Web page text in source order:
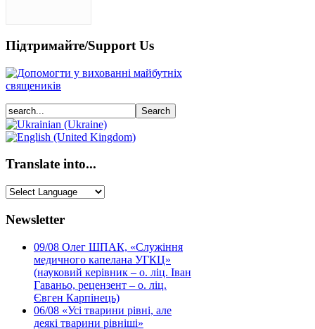
Підтримайте/Support Us
Translate into...
Newsletter
09/08 Олег ШПАК, «Служіння
медичного капелана УГКЦ»
(науковий керівник – о. ліц. Іван
Гаваньо, рецензент – о. ліц.
Євген Карпінець)
06/08 «Усі тварини рівні, але
деякі тварини рівніші»